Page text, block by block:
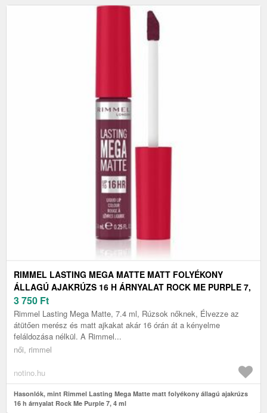
RIMMEL LASTING MEGA MATTE MATT FOLYÉKONY
ÁLLAGÚ AJAKRÚZS 16 H ÁRNYALAT ROCK ME PURPLE 7,
4 ML
3 750 Ft
Rimmel Lasting Mega Matte, 7.4 ml, Rúzsok nőknek, Élvezze az
átütően merész és matt ajkakat akár 16 órán át a kényelme
feláldozása nélkül. A Rimmel...
női, rimmel
notino.hu
Hasonlók, mint Rimmel Lasting Mega Matte matt folyékony állagú ajakrúzs
16 h árnyalat Rock Me Purple 7, 4 ml